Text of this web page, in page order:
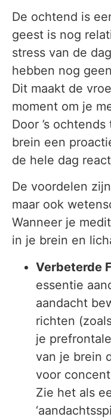
De ochtend is
geest is nog
stress van de
hebben nog
Dit maakt de
moment om je
Door ’s
brein een
de hele dag
De voordelen
maar ook
Wanneer je
in je brein en
Verbeterde
essentie
aandacht
richten
je
van je brein
voor
Zie het als